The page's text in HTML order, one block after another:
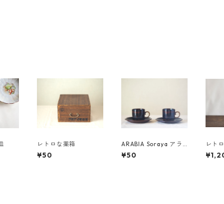
レトロな薬箱
¥50
ARABIA Soraya アラ
ビア ソラヤ カップ
＆ソーサー
¥50
レト